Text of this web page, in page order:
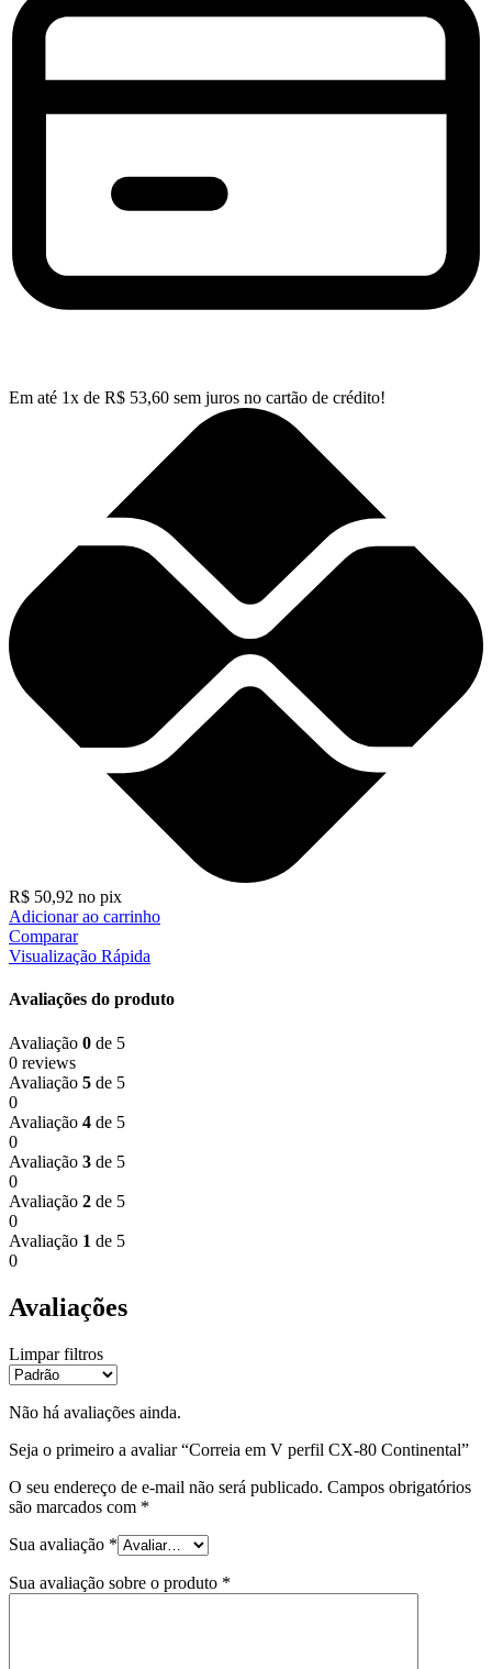
Em até 1x de R$ 53,60 sem juros no cartão de crédito!
R$ 50,92 no pix
Adicionar ao carrinho
Comparar
Visualização Rápida
Avaliações do produto
Avaliação 0 de 5
0 reviews
Avaliação 5 de 5
0
Avaliação 4 de 5
0
Avaliação 3 de 5
0
Avaliação 2 de 5
0
Avaliação 1 de 5
0
Avaliações
Limpar filtros
Não há avaliações ainda.
Seja o primeiro a avaliar “Correia em V perfil CX-80 Continental”
O seu endereço de e-mail não será publicado. Campos obrigatórios
são marcados com *
Sua avaliação *
Sua avaliação sobre o produto *